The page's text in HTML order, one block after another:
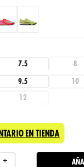
7.5 8
9.5 10
12
EN TIENDA
＋